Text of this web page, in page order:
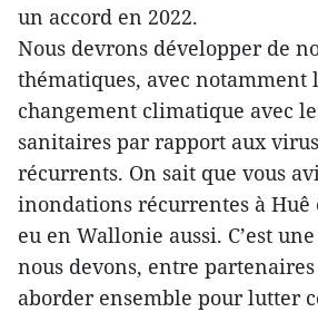
un accord en 2022.
Nous devrons développer de
thématiques, avec notamment
changement climatique avec
sanitaires par rapport aux
récurrents. On sait que vous
inondations récurrentes à Huê
eu en Wallonie aussi. C’est
nous devons, entre
aborder ensemble pour lutter